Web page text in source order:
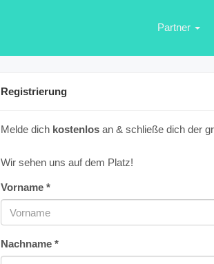
Partner
Registrierung
Melde dich kostenlos an & schließe dich der
Wir sehen uns auf dem Platz!
Vorname *
Nachname *